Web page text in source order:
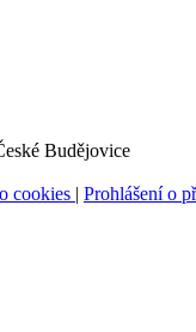
Budějovice
cookies | Prohlášení o